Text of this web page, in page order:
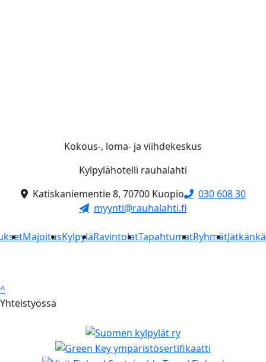
Kokous-, loma- ja viihdekeskus
Kylpylähotelli rauhalahti
Katiskaniementie 8, 70700 Kuopio
030 608 30
myynti@rauhalahti.fi
MajoitusKylpyläRavintolatTapahtumatRyhmät
^
Yhteistyössä